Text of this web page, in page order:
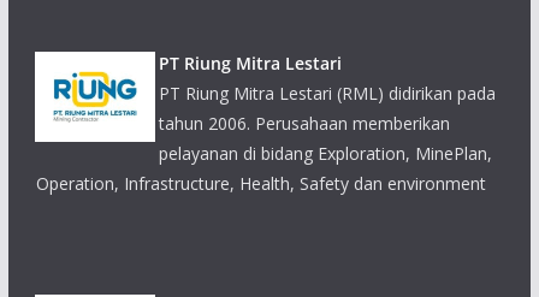
PT Riung Mitra Lestari
PT Riung Mitra Lestari (RML) didirikan pada
tahun 2006. Perusahaan memberikan
pelayanan di bidang Exploration, MinePlan,
Operation, Infrastructure, Health, Safety dan environment